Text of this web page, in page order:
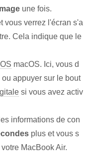
une fois.
vous verrez l'écran s'a
Cela indique que le
OS macOS. Ici, vous d
appuyer sur le bout
si vous avez activ
informations de con
plus et vous s
MacBook Air.